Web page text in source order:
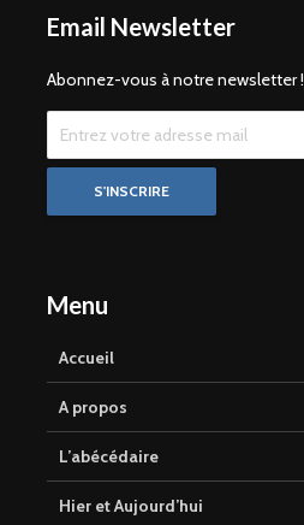
Email Newsletter
Abonnez-vous à notre newsletter !
Menu
Accueil
A propos
L’abécédaire
Hier et Aujourd’hui